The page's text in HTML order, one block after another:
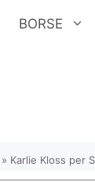
BORSE
» Karlie Kloss per